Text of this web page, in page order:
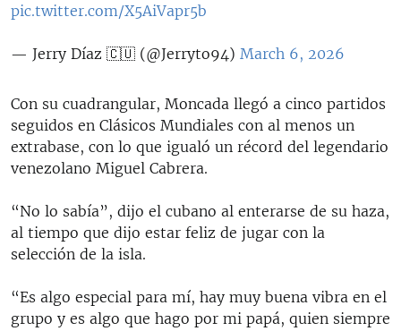
pic.twitter.com/X5AiVapr5b
— Jerry Díaz 🇨🇺 (@Jerryto94) March 6, 2026
Con su cuadrangular, Moncada llegó a cinco partidos
seguidos en Clásicos Mundiales con al menos un
extrabase, con lo que igualó un récord del legendario
venezolano Miguel Cabrera.
“No lo sabía”, dijo el cubano al enterarse de su haza,
al tiempo que dijo estar feliz de jugar con la
selección de la isla.
“Es algo especial para mí, hay muy buena vibra en el
grupo y es algo que hago por mi papá, quien siempre